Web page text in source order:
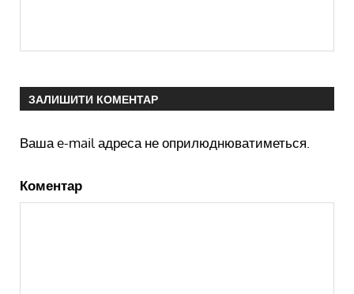
ЗАЛИШИТИ КОМЕНТАР
Ваша e-mail адреса не оприлюднюватиметься.
Коментар